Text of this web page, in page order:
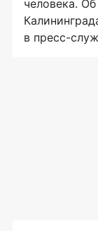
человека.
в пресс-